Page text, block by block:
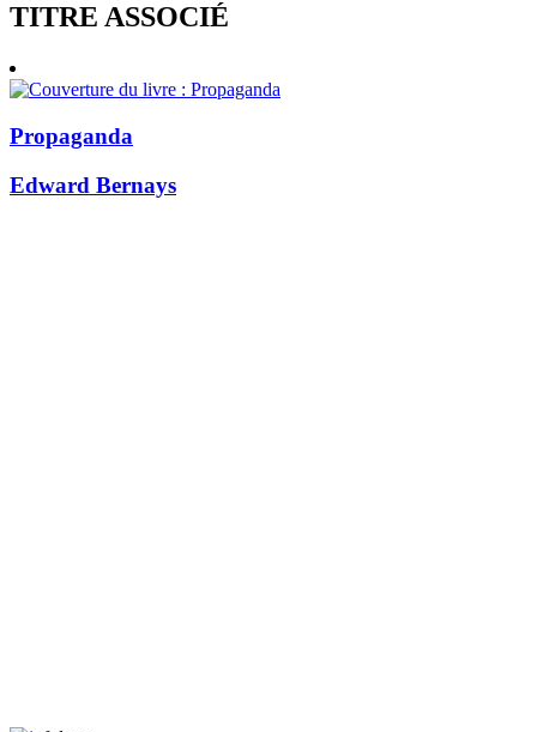
TITRE ASSOCIÉ
Propaganda
Edward Bernays